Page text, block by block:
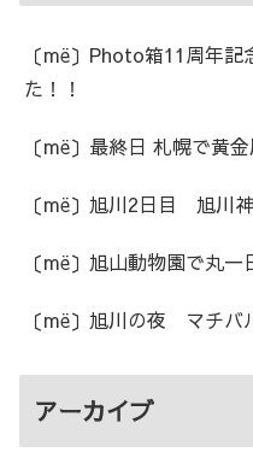
〔më〕Photo箱11周年
た！！
〔më〕最終日 札幌で黄
〔më〕旭川2日目 旭川
〔më〕旭山動物園で丸一
〔më〕旭川の夜 マチバ
アーカイブ